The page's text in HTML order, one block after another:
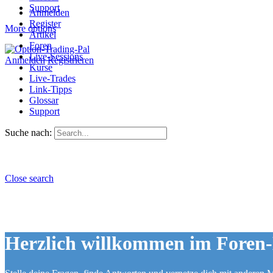
Support
More options
Anmelden Registrieren
Anmelden
Register
Artikel
Foren
Live-Sessions
Kurse
Live-Trades
Link-Tipps
Glossar
Support
Suche nach:
Close search
Herzlich willkommen im